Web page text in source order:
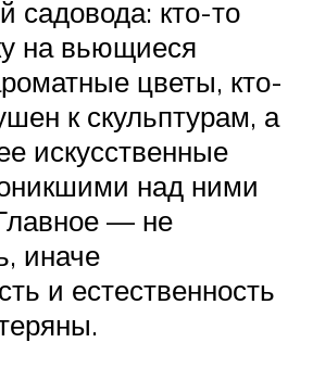
садовода: кто-то
на вьющиеся
цветы, кто-
к скульптурам, а
искусственные
над ними
— не
иначе
и естественность